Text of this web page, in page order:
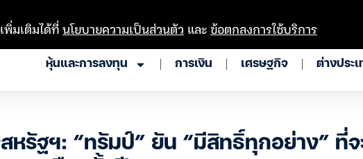
หุ้นและการลงทุน การเงิน เศรษฐกิจ ต่างประ
หรัฐฯ: “ทรัมป์” ยัน “มีสิทธิ์ทุกอย่าง” ที่จ
พิ่มเติมได้ที่นโยบายความเป็นส่วนตัว และข้อตกลงการใช้บริการ